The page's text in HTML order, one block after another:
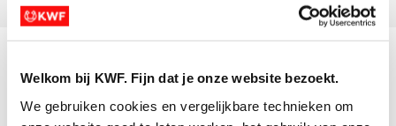
Welkom bij KWF. Fijn dat je onze website bezoekt.
We gebruiken cookies en vergelijkbare technieken om
Actiematerialen
Evenementen